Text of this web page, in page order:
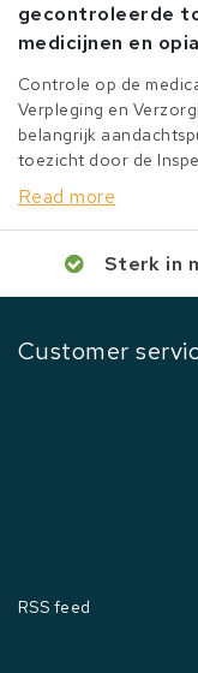
gecontroleerde
medicijnen en
Controle op de
Verpleging en
belangrijk
toezicht door de
Read more
Sterk in
Customer
RSS feed